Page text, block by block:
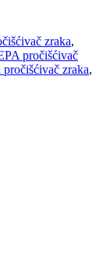
zraka,
pročišćivač
pročišćivač zraka,